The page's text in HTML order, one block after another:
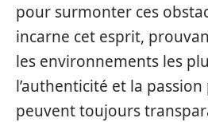
pour surmonter ces
incarne cet esprit,
les environnements les
l’authenticité et la
peuvent toujours